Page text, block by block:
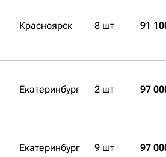
Красноярск 8 шт 91
Екатеринбург 2 шт 97
Екатеринбург 9 шт 97